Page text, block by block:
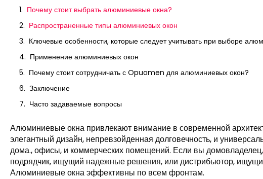
Почему стоит выбрать алюминиевые окна?
Распространенные типы алюминиевых окон
Ключевые особенности, которые следует учитывать при выборе
Применение алюминиевых окон
Почему стоит сотрудничать с Opuomen для алюминиевых окон?
Заключение
Часто задаваемые вопросы
Алюминиевые окна привлекают внимание в современной
элегантный дизайн, непревзойденная долговечность, и
дома., офисы, и коммерческих помещений. Если вы
подрядчик, ищущий надежные решения, или дистрибьютор,
Алюминиевые окна эффективны по всем фронтам.